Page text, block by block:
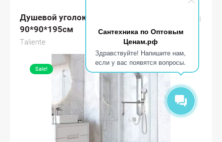
Сантехника по Оптовым
Ценам.рф
Здравствуйте! Напишите нам,
если у вас появятся вопросы.
Душевой уголок Taliente TA-09093-1CP
90*90*195см
Taliente
Sale!